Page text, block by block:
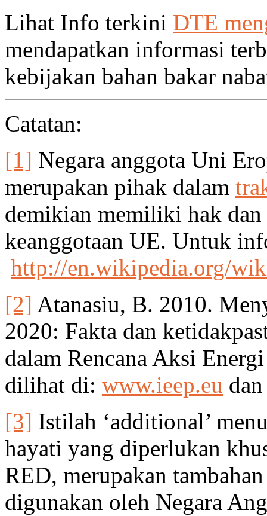
Lihat Info terkini DTE
mendapatkan informasi
kebijakan bahan bakar
Catatan:
[1] Negara anggota Uni
merupakan pihak dalam
demikian memiliki hak dan
keanggotaan UE. Untuk
http://en.wikipedia.org/
[2] Atanasiu, B. 2010.
2020: Fakta dan
dalam Rencana Aksi
dilihat di: www.ieep.eu
[3] Istilah ‘additional’
hayati yang diperlukan
RED, merupakan
digunakan oleh Negara